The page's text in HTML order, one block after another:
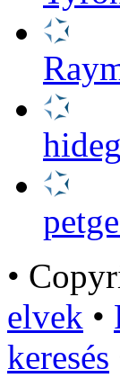
•
elvek •
keresés